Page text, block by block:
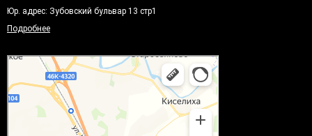
Юр. адрес: Зубовский бульвар 13 стр1
Подробнее